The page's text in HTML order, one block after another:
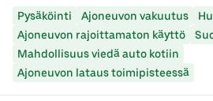
Pysäköinti Ajoneuvon vakuutus
Ajoneuvon rajoittamaton käyttö
Mahdollisuus viedä auto kotiin
Ajoneuvon lataus toimipisteessä